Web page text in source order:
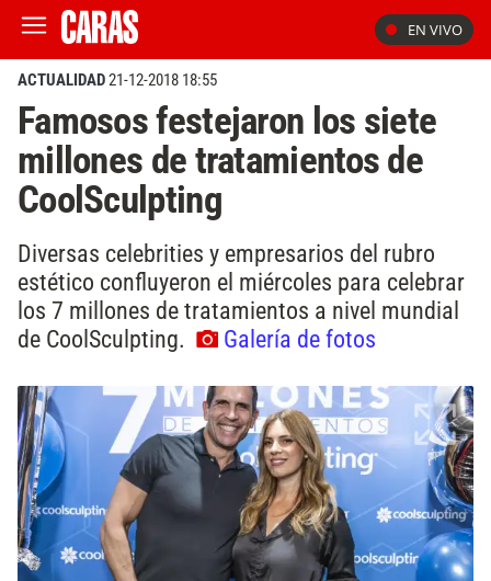
EN VIVO
ACTUALIDAD21-12-2018 18:55
Famosos festejaron los siete
millones de tratamientos de
CoolSculpting
Diversas celebrities y empresarios del rubro
estético confluyeron el miércoles para celebrar
los 7 millones de tratamientos a nivel mundial
de CoolSculpting.
Galería de fotos